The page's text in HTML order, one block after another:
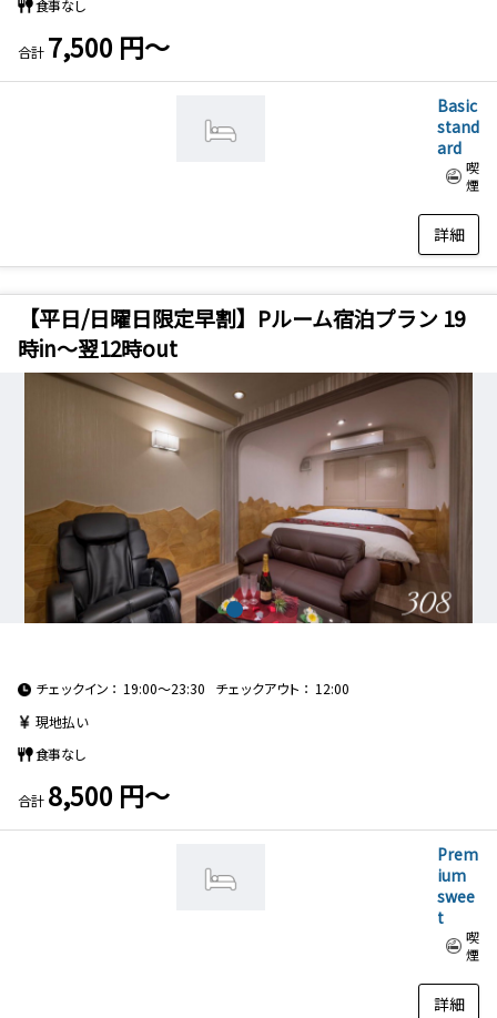
客室露天風呂
部屋の特長
フォース
スイート
洋室
和洋室
和室
特別室
選択を全て解除する
検索する
こだわり条件 ×
食事なし
合計 7,500 円～
Basic
stand
ard
喫
煙
詳細
【平日/日曜日限定早割】Pルーム宿泊プラン 19
時in～翌12時out
チェックイン 19:00～23:30 チェックアウト
12:00
現地払い
食事なし
合計 8,500 円～
Prem
ium
swee
t
喫
煙
詳細